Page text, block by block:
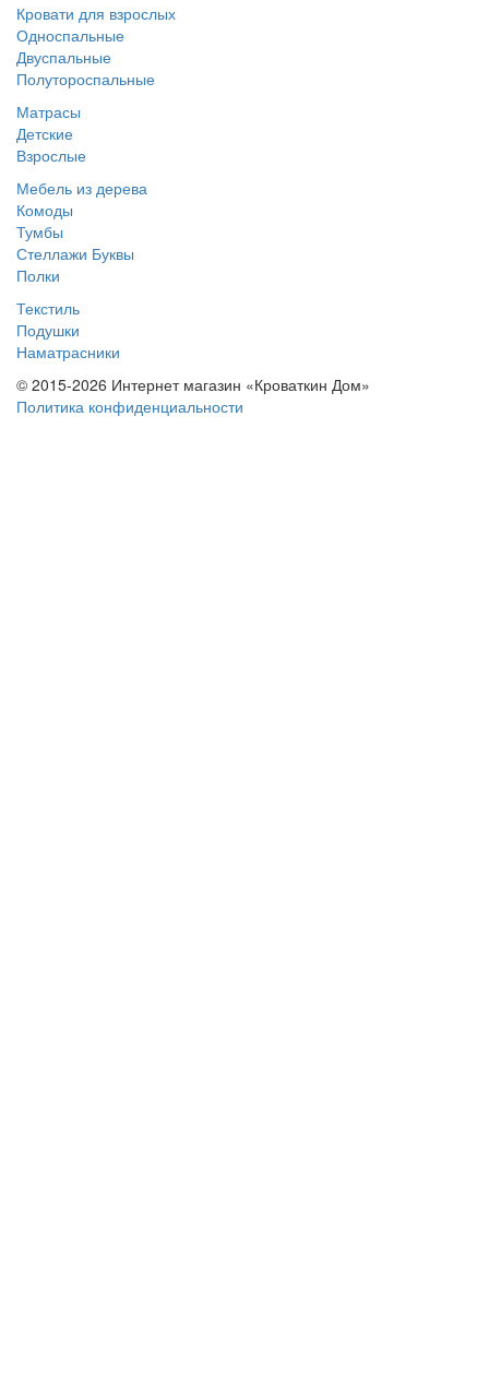
Кровати для взрослых
Односпальные
Двуспальные
Полутороспальные
Матрасы
Детские
Взрослые
Мебель из дерева
Комоды
Тумбы
Стеллажи Буквы
Полки
Текстиль
Подушки
Наматрасники
© 2015-2026 Интернет магазин «Кроваткин Дом»
Политика конфиденциальности